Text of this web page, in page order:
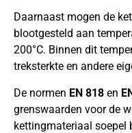
Daarnaast mogen de
blootgesteld aan
200°C. Binnen dit
treksterkte en andere
De normen EN 818 en
grenswaarden voor de
kettingmateriaal soepel